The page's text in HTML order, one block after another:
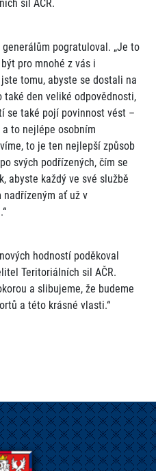
sil AČR.
pogratuloval. „Je to
pro mnohé z vás i
tomu, abyste se dostali na
den veliké odpovědnosti,
se také pojí povinnost vést –
to nejlépe osobním
to je ten nejlepší způsob
svých podřízených, čím se
abyste každý ve své službě
nadřízeným ať už v
hodností poděkoval
Teritoriálních sil AČR.
a slibujeme, že budeme
a této krásné vlasti.“